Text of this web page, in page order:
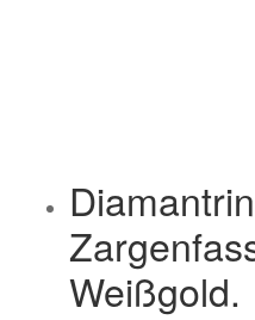
Weißgold.